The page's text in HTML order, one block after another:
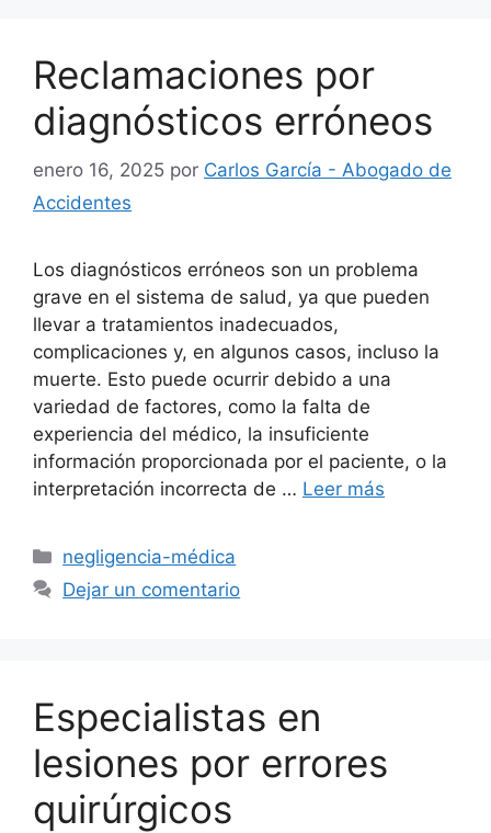
Reclamaciones por
diagnósticos erróneos
enero 16, 2025 por Carlos García - Abogado de
Accidentes
Los diagnósticos erróneos son un problema
grave en el sistema de salud, ya que pueden
llevar a tratamientos inadecuados,
complicaciones y, en algunos casos, incluso la
muerte. Esto puede ocurrir debido a una
variedad de factores, como la falta de
experiencia del médico, la insuficiente
información proporcionada por el paciente, o la
interpretación incorrecta de … Leer más
Categorías
negligencia-médica
Dejar un comentario
Especialistas en
lesiones por errores
quirúrgicos